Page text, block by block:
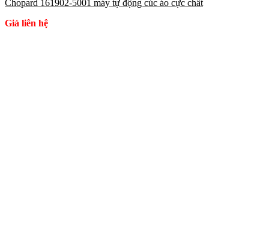
Chopard 161902-5001 máy tự động cúc áo cực chất
Giá liên hệ